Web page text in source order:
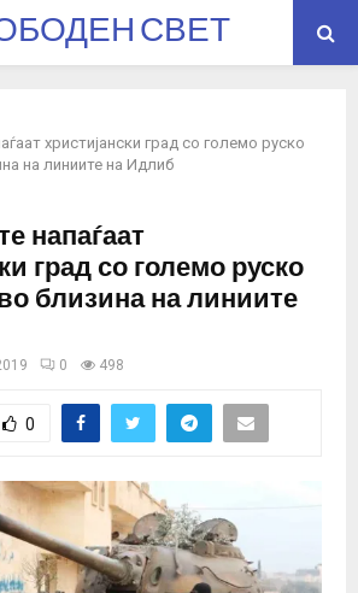
СВЕТ
христијански град со големо руско
на линиите на Идлиб
напаѓаат
град со големо руско
близина на линиите
0 498
0